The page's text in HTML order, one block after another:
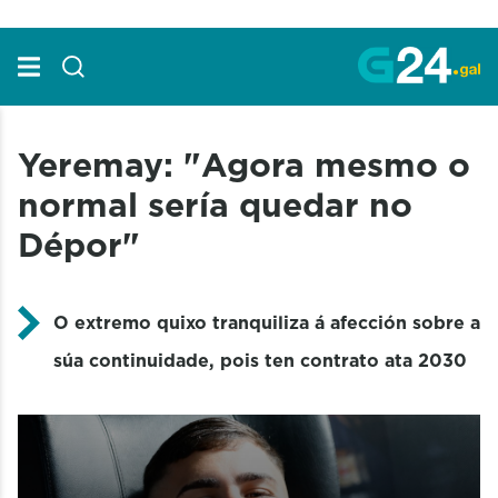
Yeremay: "Agora mesmo o
normal sería quedar no
Dépor"
O extremo quixo tranquiliza á afección sobre a
súa continuidade, pois ten contrato ata 2030